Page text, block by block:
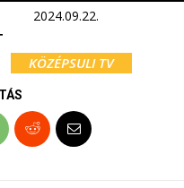
2024.09.22.
KÖZÉPSULI TV